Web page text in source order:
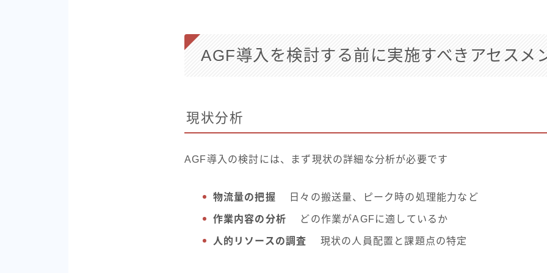
AGF導入を検討する前に実施すべきアセスメ
現状分析
AGF導入の検討には、まず現状の詳細な分析が必要です
物流量の把握 日々の搬送量、ピーク時の処理能力など
作業内容の分析 どの作業がAGFに適しているか
人的リソースの調査 現状の人員配置と課題点の特定